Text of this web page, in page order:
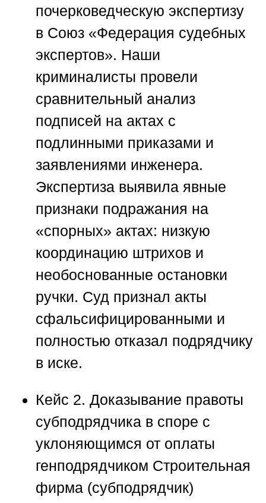
почерковедческую экспертизу
в Союз «Федерация судебных
экспертов». Наши
криминалисты провели
сравнительный анализ
подписей на актах с
подлинными приказами и
заявлениями инженера.
Экспертиза выявила явные
признаки подражания на
«спорных» актах: низкую
координацию штрихов и
необоснованные остановки
ручки. Суд признал акты
сфальсифицированными и
полностью отказал подрядчику
в иске.
Кейс 2. Доказывание правоты
субподрядчика в споре с
уклоняющимся от оплаты
генподрядчиком Строительная
фирма (субподрядчик)